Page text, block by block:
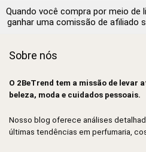
Quando você compra por meio
ganhar uma comissão de afiliado
Sobre nós
O 2BeTrend tem a missão de levar
beleza, moda e cuidados pessoais.
Nosso blog oferece análises
últimas tendências em perfumaria,